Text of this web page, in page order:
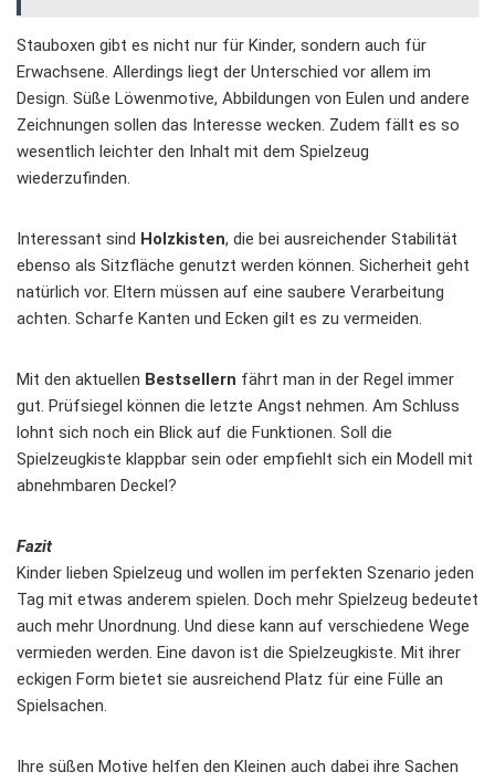
Stauboxen gibt es nicht nur für Kinder, sondern auch für
Erwachsene. Allerdings liegt der Unterschied vor allem im
Design. Süße Löwenmotive, Abbildungen von Eulen und andere
Zeichnungen sollen das Interesse wecken. Zudem fällt es so
wesentlich leichter den Inhalt mit dem Spielzeug
wiederzufinden.
Interessant sind Holzkisten, die bei ausreichender Stabilität
ebenso als Sitzfläche genutzt werden können. Sicherheit geht
natürlich vor. Eltern müssen auf eine saubere Verarbeitung
achten. Scharfe Kanten und Ecken gilt es zu vermeiden.
Mit den aktuellen Bestsellern fährt man in der Regel immer
gut. Prüfsiegel können die letzte Angst nehmen. Am Schluss
lohnt sich noch ein Blick auf die Funktionen. Soll die
Spielzeugkiste klappbar sein oder empfiehlt sich ein Modell mit
abnehmbaren Deckel?
Fazit
Kinder lieben Spielzeug und wollen im perfekten Szenario jeden
Tag mit etwas anderem spielen. Doch mehr Spielzeug bedeutet
auch mehr Unordnung. Und diese kann auf verschiedene Wege
vermieden werden. Eine davon ist die Spielzeugkiste. Mit ihrer
eckigen Form bietet sie ausreichend Platz für eine Fülle an
Spielsachen.
Ihre süßen Motive helfen den Kleinen auch dabei ihre Sachen